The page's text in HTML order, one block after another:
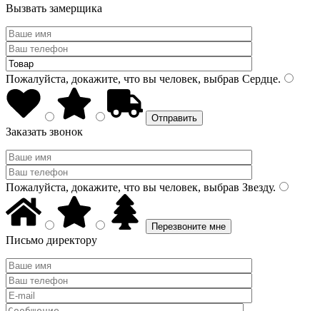
Вызвать замерщика
Пожалуйста, докажите, что вы человек, выбрав Сердце.
Заказать звонок
Пожалуйста, докажите, что вы человек, выбрав Звезду.
Письмо директору